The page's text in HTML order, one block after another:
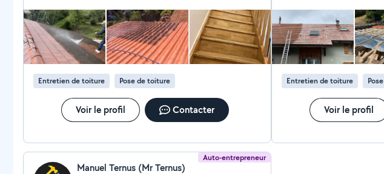
Entretien de toiture Pose de toiture
Voir le profil Contacter
Entretien de toiture
Voir le profil
Auto-entrepreneur
Manuel Ternus (Mr Ternus)